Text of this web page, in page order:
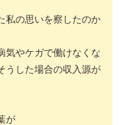
私の思いを察したのか
気やケガで働けなくな
うした場合の収入源が
が